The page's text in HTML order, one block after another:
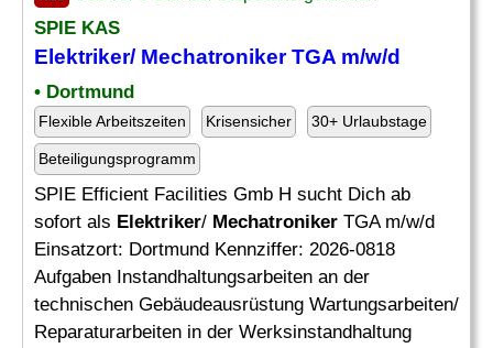
SPIE KAS
Elektriker/ MechatronikerTGA m/w/d
• Dortmund
Flexible Arbeitszeiten Krisensicher 30+ Urlaubstage
Beteiligungsprogramm
SPIE Efficient Facilities Gmb H sucht Dich ab
sofort als Elektriker/ Mechatroniker TGA m/w/d
Einsatzort: Dortmund Kennziffer: 2026-0818
Aufgaben Instandhaltungsarbeiten an der
technischen Gebäudeausrüstung Wartungsarbeiten/
Reparaturarbeiten in der Werksinstandhaltung